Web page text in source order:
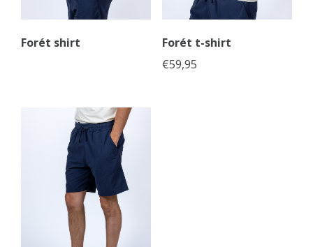
Forét shirt
Forét t-shirt
€59,95